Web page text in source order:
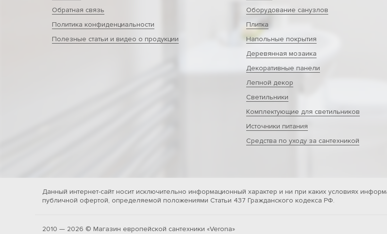
Обратная связь
Политика конфиденциальности
Полезные статьи и видео о продукции
Оборудование санузлов
Плитка
Напольные покрытия
Деревянная мозаика
Декоративные панели
Лепной декор
Светильники
Комплектующие для светильников
Источники питания
Средства по уходу за сантехникой
Данный интернет-сайт носит исключительно информационный характер и ни при каких условиях
публичной офертой, определяемой положениями Статьи 437 Гражданского кодекса РФ.
2010 — 2026 © Магазин европейской сантехники «Verona»